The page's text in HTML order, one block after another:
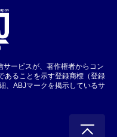
ービスが、著作権者からコン
あることを示す登録商標（登録
、ABJマークを掲示しているサ